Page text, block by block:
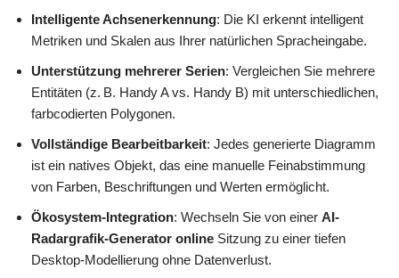
Intelligente Achsenerkennung: Die KI erkennt intelligent
Metriken und Skalen aus Ihrer natürlichen Spracheingabe.
Unterstützung mehrerer Serien: Vergleichen Sie mehrere
Entitäten (z. B. Handy A vs. Handy B) mit unterschiedlichen,
farbcodierten Polygonen.
Vollständige Bearbeitbarkeit: Jedes generierte Diagramm
ist ein natives Objekt, das eine manuelle Feinabstimmung
von Farben, Beschriftungen und Werten ermöglicht.
Ökosystem-Integration: Wechseln Sie von einer AI-
Radargrafik-Generator online Sitzung zu einer tiefen
Desktop-Modellierung ohne Datenverlust.